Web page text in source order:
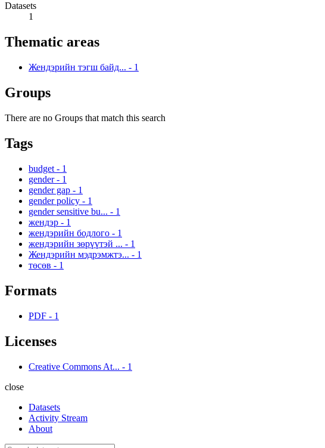
Datasets
1
Thematic areas
Жендэрийн тэгш байд... - 1
Groups
There are no Groups that match this search
Tags
budget - 1
gender - 1
gender gap - 1
gender policy - 1
gender sensitive bu... - 1
жендэр - 1
жендэрийн бодлого - 1
жендэрийн зөрүүтэй ... - 1
Жендэрийн мэдрэмжтэ... - 1
төсөв - 1
Formats
PDF - 1
Licenses
Creative Commons At... - 1
close
Datasets
Activity Stream
About